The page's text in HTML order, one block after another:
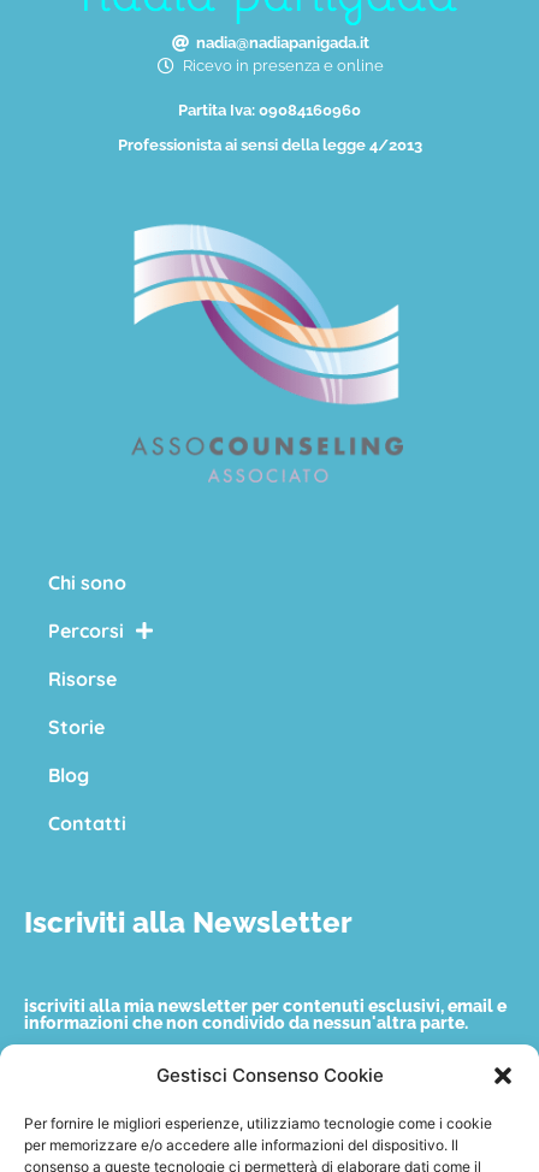
Gestisci Consenso Cookie
Per fornire le migliori esperienze, utilizziamo tecnologie come i cookie
per memorizzare e/o accedere alle informazioni del dispositivo. Il
consenso a queste tecnologie ci permetterà di elaborare dati come il
nadia@nadiapanigada.it
Ricevo in presenza e online
Partita Iva: 09084160960
Professionista ai sensi della legge 4/2013
Chi sono
Percorsi
Risorse
Storie
Blog
Contatti
Iscriviti alla Newsletter
iscriviti alla mia newsletter per contenuti esclusivi, email e
informazioni che non condivido da nessun'altra parte.